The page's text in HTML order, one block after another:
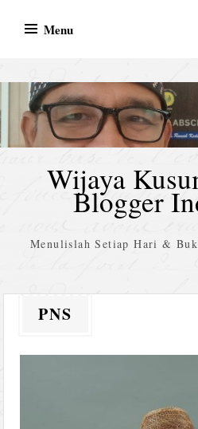
Menu
Wijaya
Blogger
Menulislah Setiap Hari &
PNS